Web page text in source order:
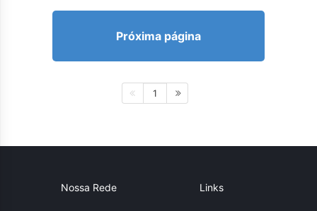
Próxima página
1
Nossa Rede Links